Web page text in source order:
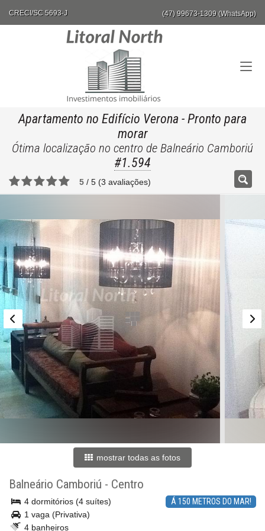
CRECI/SC 5693-J (47) 99673-1309 (WhatsApp)
Apartamento no Edifício Verona - Pronto para
morar
Ótima localização no centro de Balneário Camboriú
#1.594
5 / 5 (3 avaliações)
mostrar todas as fotos
Balneário Camboriú - Centro
Á 150 METROS DO MAR!
4 dormitórios (4 suítes)
1 vaga (Privativa)
4 banheiros